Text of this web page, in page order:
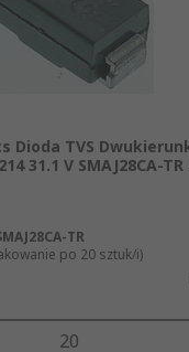
Dioda TVS
31.1 V SMAJ28CA-TR
TR
po 20 sztuk/i)